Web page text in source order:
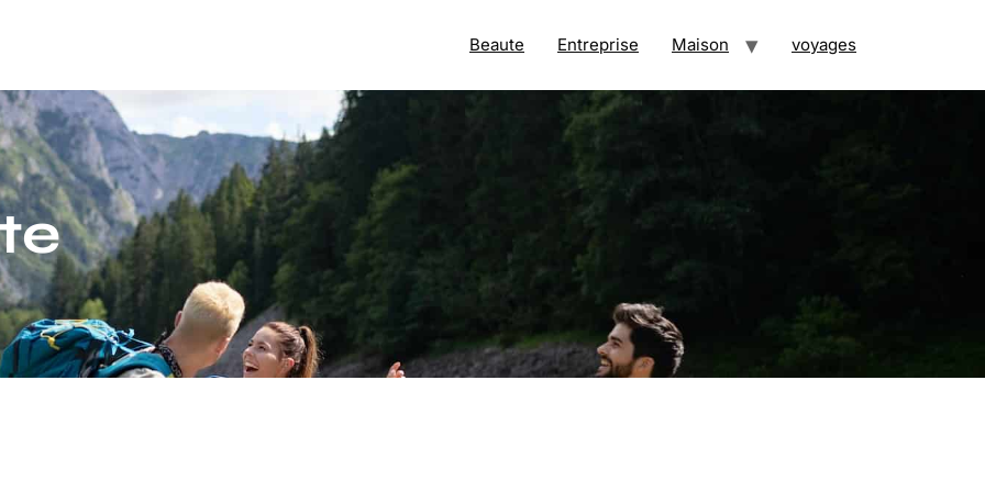
Beaute Entreprise Maison voyages